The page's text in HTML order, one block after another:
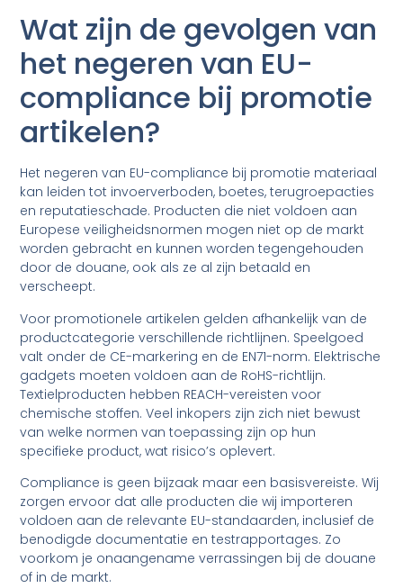
Wat zijn de gevolgen van
het negeren van EU-
compliance bij promotie
artikelen?
Het negeren van EU-compliance bij promotie materiaal
kan leiden tot invoerverboden, boetes, terugroepacties
en reputatieschade. Producten die niet voldoen aan
Europese veiligheidsnormen mogen niet op de markt
worden gebracht en kunnen worden tegengehouden
door de douane, ook als ze al zijn betaald en
verscheept.
Voor promotionele artikelen gelden afhankelijk van de
productcategorie verschillende richtlijnen. Speelgoed
valt onder de CE-markering en de EN71-norm. Elektrische
gadgets moeten voldoen aan de RoHS-richtlijn.
Textielproducten hebben REACH-vereisten voor
chemische stoffen. Veel inkopers zijn zich niet bewust
van welke normen van toepassing zijn op hun
specifieke product, wat risico’s oplevert.
Compliance is geen bijzaak maar een basisvereiste. Wij
zorgen ervoor dat alle producten die wij importeren
voldoen aan de relevante EU-standaarden, inclusief de
benodigde documentatie en testrapportages. Zo
voorkom je onaangename verrassingen bij de douane
of in de markt.